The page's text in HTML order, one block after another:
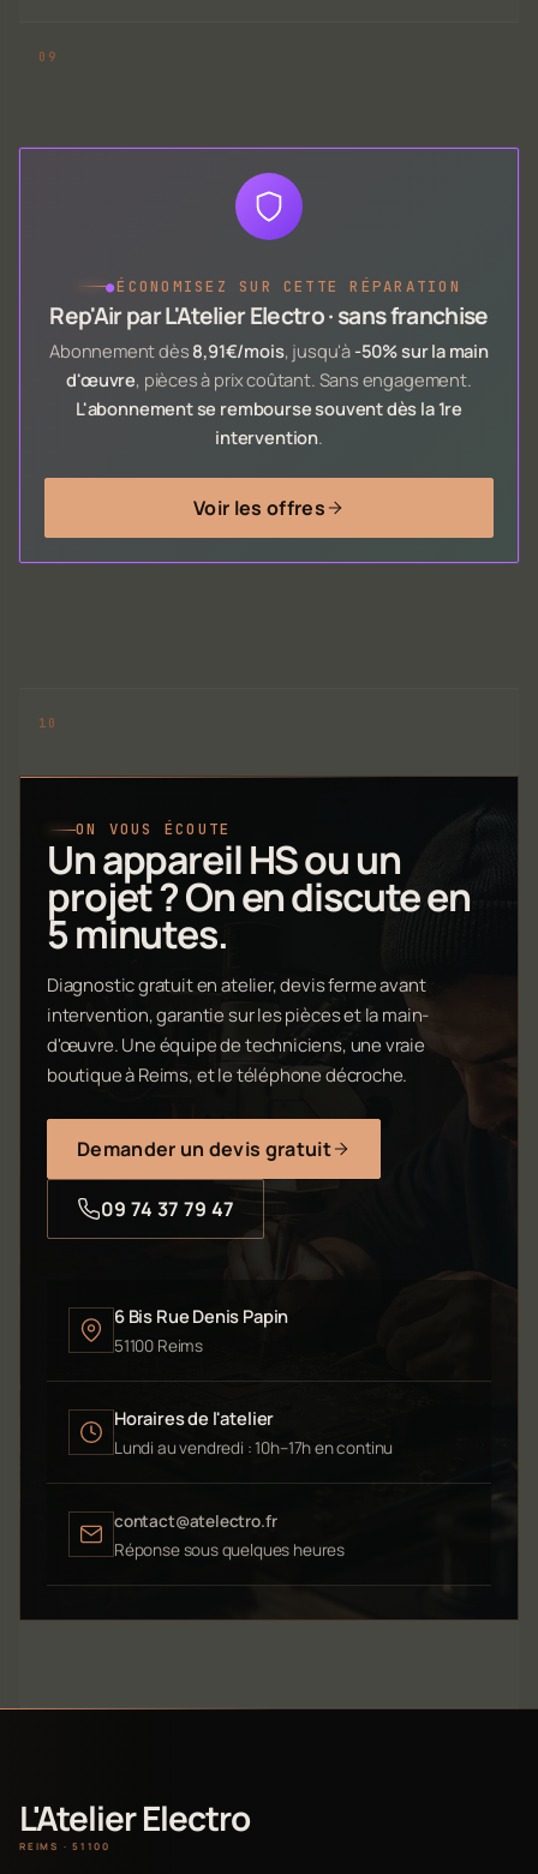
●ÉCONOMISEZ SUR CETTE RÉPARATION
Rep'Air par L'Atelier Electro · sans franchise
Abonnement dès 8,91€/mois, jusqu'à -50% sur la main
d'œuvre, pièces à prix coûtant. Sans engagement.
L'abonnement se rembourse souvent dès la 1re
intervention.
Voir les offres
ON VOUS ÉCOUTE
Un appareil HS ou un
projet ? On en discute en
5 minutes.
Diagnostic gratuit en atelier, devis ferme avant
intervention, garantie sur les pièces et la main-
d'œuvre. Une équipe de techniciens, une vraie
boutique à Reims, et le téléphone décroche.
Demander un devis gratuit
09 74 37 79 47
6 Bis Rue Denis Papin
51100 Reims
Horaires de l'atelier
Lundi au vendredi : 10h–17h en continu
contact@atelectro.fr
Réponse sous quelques heures
L'Atelier Electro
REIMS · 51100